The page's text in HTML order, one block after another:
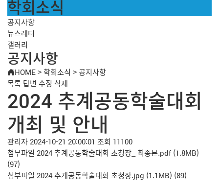
학회소식
공지사항
뉴스레터
갤러리
공지사항
HOME>학회소식 >공지사항
목록 답변 수정 삭제
2024 추계공동학술대회
개최 및 안내
관리자2024-10-21 20:00:01 조회 11100
첨부파일 2024 추계공동학술대회 초청장_ 최종본.pdf (1.8MB)
(97)
첨부파일 2024 추계공동학술대회 초청장.jpg (1.1MB) (89)